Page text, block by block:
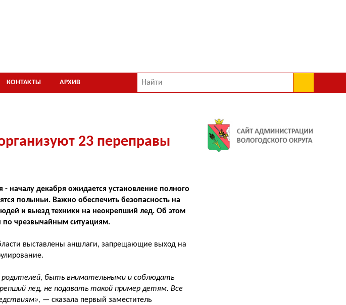
КОНТАКТЫ АРХИВ
23 переправы
началу декабря ожидается установление полного
полыньи. Важно обеспечить безопасность на
и выезд техники на неокрепший лед. Об этом
по чрезвычайным ситуациям.
выставлены аншлаги, запрещающие выход на
родителей, быть внимательными и соблюдать
лед, не подавать такой пример детям. Все
— сказала первый заместитель